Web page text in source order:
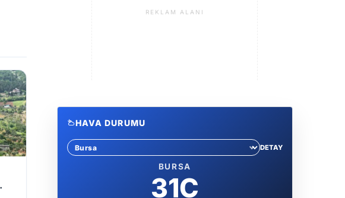
REKLAM ALANI
HAVA DURUMU
Sehir sec
DETAY
BURSA
31C